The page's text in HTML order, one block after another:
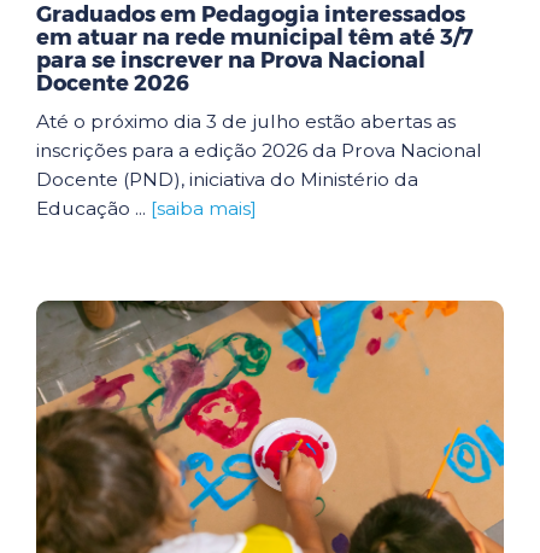
Graduados em Pedagogia interessados
em atuar na rede municipal têm até 3/7
para se inscrever na Prova Nacional
Docente 2026
Até o próximo dia 3 de julho estão abertas as
inscrições para a edição 2026 da Prova Nacional
Docente (PND), iniciativa do Ministério da
Educação ... [saiba mais]